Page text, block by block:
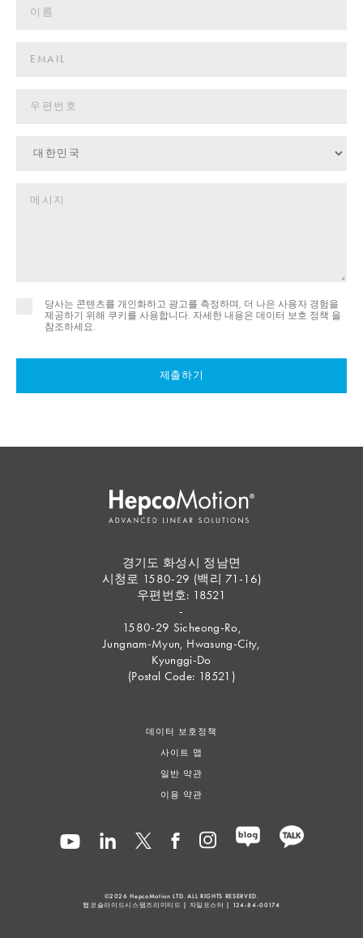
당사는 콘텐츠를 개인화하고 광고를 측정하며, 더 나은 사용자 경험을
제공하기 위해 쿠키를 사용합니다. 자세한 내용은 데이터 보호 정책 을
참조하세요.
제출하기
경기도 화성시 정남면
시청로 1580-29 (백리 71-16)
우편번호: 18521
-
1580-29 Sicheong-Ro,
Jungnam-Myun, Hwasung-City,
Kyunggi-Do
(Postal Code: 18521)
데이터 보호정책
사이트 맵
일반 약관
이용 약관
©2026HepcoMotion LTD. ALL RIGHTS RESERVED.
햅코슬라이드시스템즈리미티드 | 자일포스터 | 124-84-00174